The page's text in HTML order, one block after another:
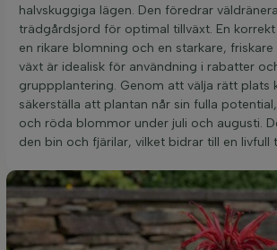
halvskuggiga lägen. Den föredrar
trädgårdsjord för optimal tillväxt. En
en rikare blomning och en starkare, friskare
växt är idealisk för användning i rabatter
gruppplantering. Genom att välja rätt plats
säkerställa att plantan når sin fulla
och röda blommor under juli och augusti.
den bin och fjärilar, vilket bidrar till en livfull